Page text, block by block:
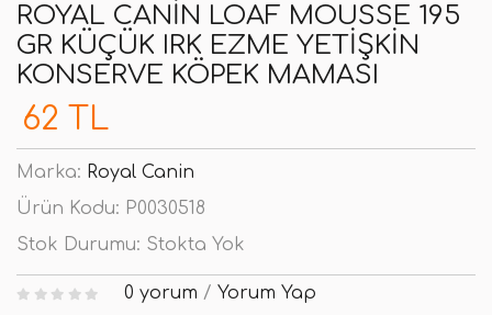
ROYAL CANIN LOAF MOUSSE 195
GR KÜÇÜK IRK EZME YETIŞKIN
KONSERVE KÖPEK MAMASI
62 TL
Marka: Royal Canin
Ürün Kodu: P0030518
Stok Durumu: Stokta Yok
0 yorum / Yorum Yap